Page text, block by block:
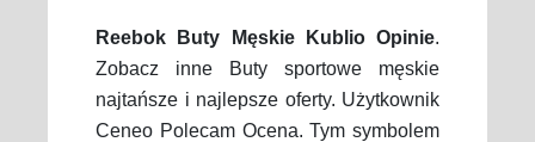
Reebok Buty Męskie Kublio Opinie.
Zobacz inne Buty sportowe męskie
najtańsze i najlepsze oferty. Użytkownik
Ceneo Polecam Ocena. Tym symbolem